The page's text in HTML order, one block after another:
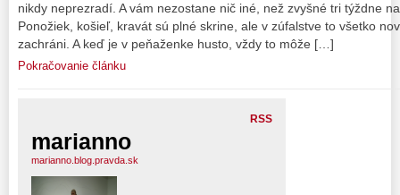
nikdy neprezradí. A vám nezostane nič iné, než zvyšné tri týždne
Ponožiek, košieľ, kravát sú plné skrine, ale v zúfalstve to všetko
zachráni. A keď je v peňaženke husto, vždy to môže […]
Pokračovanie článku
RSS
marianno
marianno.blog.pravda.sk